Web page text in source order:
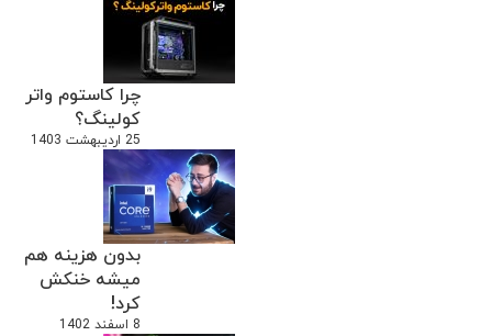
چرا کاستوم واتر
کولینگ؟
25 اردیبهشت 1403
بدون هزینه هم
میشه خنکش
کرد!
8 اسفند 1402